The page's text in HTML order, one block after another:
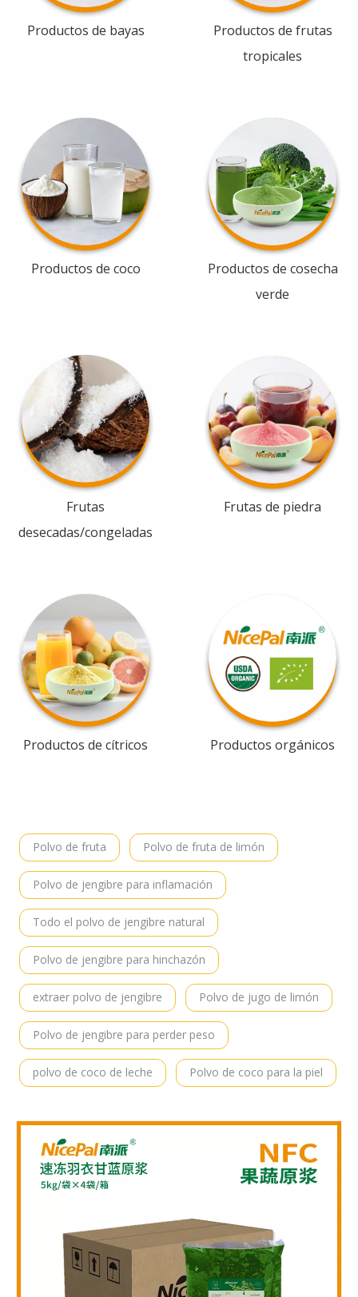
Productos de bayas
Productos de frutas
tropicales
Productos de coco
Productos de cosecha
verde
Frutas
desecadas/congeladas
Frutas de piedra
Productos de cítricos Productos orgánicos
Polvo de fruta Polvo de fruta de limón
Polvo de jengibre para inflamación
Todo el polvo de jengibre natural
Polvo de jengibre para hinchazón
extraer polvo de jengibre Polvo de jugo de limón
Polvo de jengibre para perder peso
polvo de coco de leche Polvo de coco para la piel